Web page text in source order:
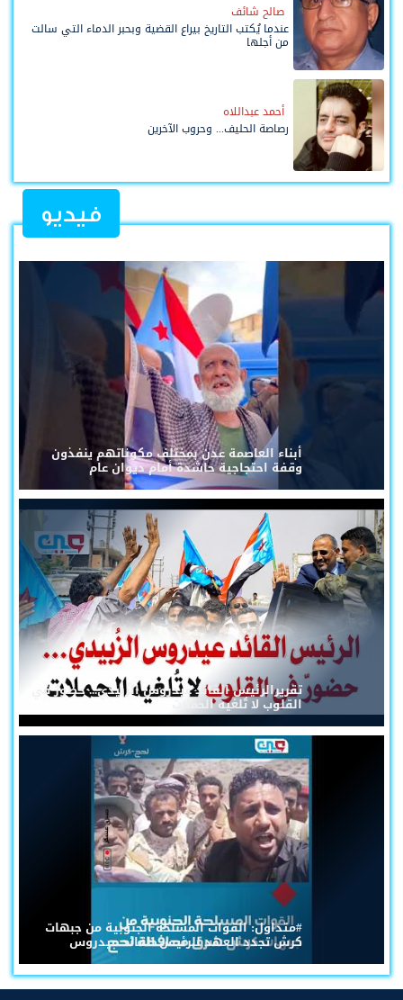
صالح شائف
عندما يُكتب التاريخ بيراع القضية وبحبر الدماء التي سالت
من أجلها
أحمد عبداللاه
رصاصة الحليف... وحروب الآخرين
فيديو
أبناء العاصمة عدن بمختلف مكوناتهم ينفذون
وقفة احتجاجية حاشدة أمام ديوان عام
تقريرالرئيس القائد عيدروس الزُبيدي... حضورٌ في
القلوب لا تُلغيه الحملات
#متداول: القوات المسلحة الجنوبية من جبهات
كرش تجدد العهد للرئيس القائد عيدروس